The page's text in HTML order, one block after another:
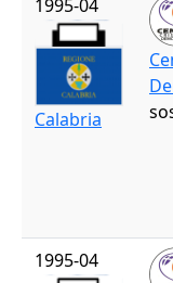
1995-04
Calabria
1995-04